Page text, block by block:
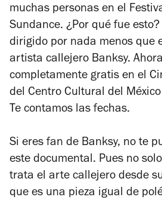
muchas personas en el
Sundance. ¿Por qué fue
dirigido por nada menos que
artista callejero Banksy.
completamente gratis en el
del Centro Cultural del
Te contamos las fechas.
Si eres fan de Banksy, no te
este documental. Pues no
trata el arte callejero desde
que es una pieza igual de